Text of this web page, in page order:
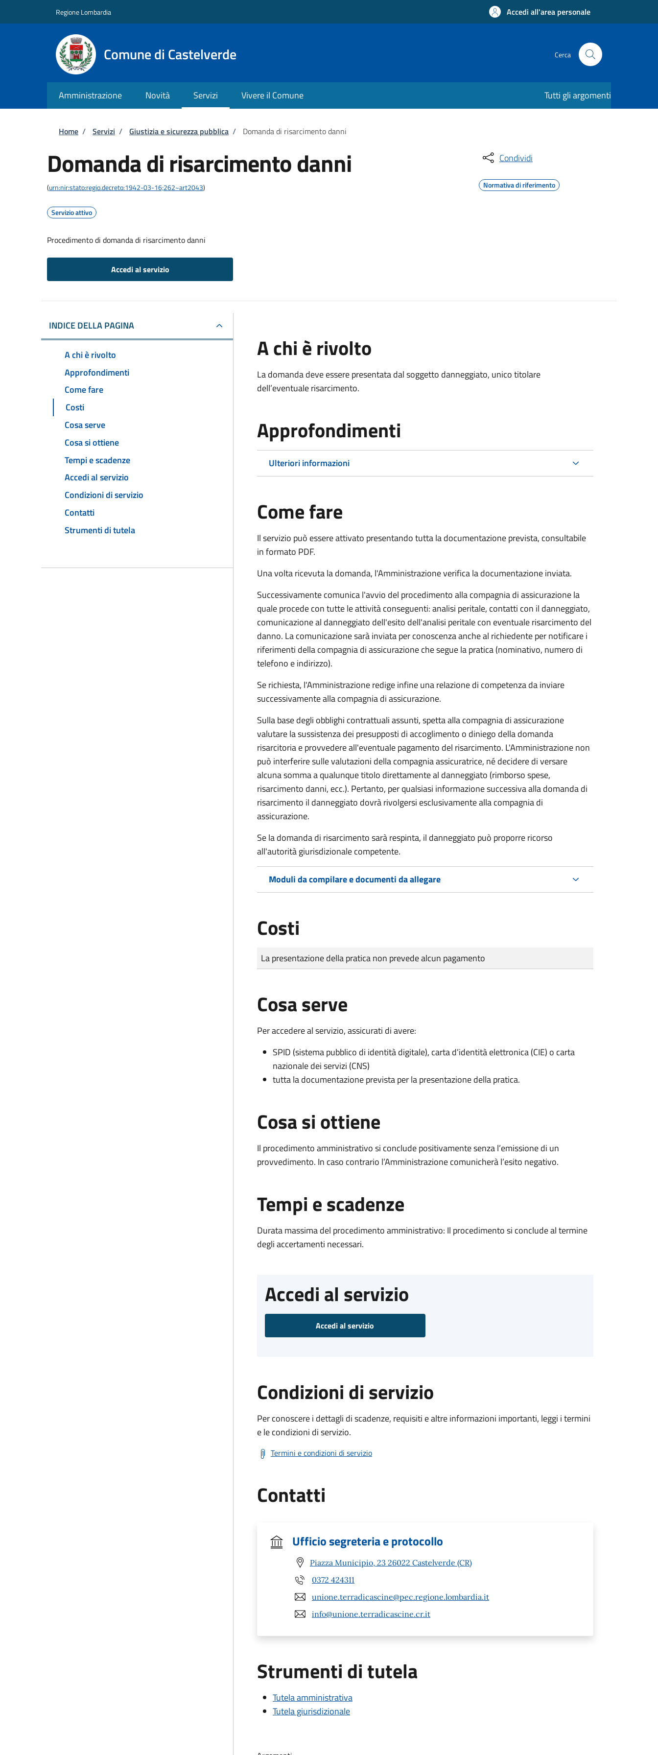
Regione Lombardia Accedi all'area personale
Comune di Castelverde Cerca
Amministrazione Novità Servizi Vivere il Comune Tutti gli argomenti
Briciole di pane
Home / Servizi / Giustizia e sicurezza pubblica / Domanda di risarcimento danni
Domanda di risarcimento danni
(urn:nir:stato:regio.decreto:1942-03-16;262~art2043)
Servizio attivo
Procedimento di domanda di risarcimento danni
Accedi al servizio
Condividi
Normativa di riferimento
INDICE DELLA PAGINA
A chi è rivolto
Approfondimenti
Come fare
Costi
Cosa serve
Cosa si ottiene
Tempi e scadenze
Accedi al servizio
Condizioni di servizio
Contatti
Strumenti di tutela
A chi è rivolto
La domanda deve essere presentata dal soggetto danneggiato, unico titolare
dell’eventuale risarcimento.
Approfondimenti
Ulteriori informazioni
Come fare
Il servizio può essere attivato presentando tutta la documentazione prevista, consultabile
in formato PDF.
Una volta ricevuta la domanda, l'Amministrazione verifica la documentazione inviata.
Successivamente comunica l'avvio del procedimento alla compagnia di assicurazione la
quale procede con tutte le attività conseguenti: analisi peritale, contatti con il danneggiato,
comunicazione al danneggiato dell'esito dell'analisi peritale con eventuale risarcimento del
danno. La comunicazione sarà inviata per conoscenza anche al richiedente per notificare i
riferimenti della compagnia di assicurazione che segue la pratica (nominativo, numero di
telefono e indirizzo).
Se richiesta, l'Amministrazione redige infine una relazione di competenza da inviare
successivamente alla compagnia di assicurazione.
Sulla base degli obblighi contrattuali assunti, spetta alla compagnia di assicurazione
valutare la sussistenza dei presupposti di accoglimento o diniego della domanda
risarcitoria e provvedere all'eventuale pagamento del risarcimento. L'Amministrazione non
può interferire sulle valutazioni della compagnia assicuratrice, né decidere di versare
alcuna somma a qualunque titolo direttamente al danneggiato (rimborso spese,
risarcimento danni, ecc.). Pertanto, per qualsiasi informazione successiva alla domanda di
risarcimento il danneggiato dovrà rivolgersi esclusivamente alla compagnia di
assicurazione.
Se la domanda di risarcimento sarà respinta, il danneggiato può proporre ricorso
all'autorità giurisdizionale competente.
Moduli da compilare e documenti da allegare
Costi
Tipo di pagamento
Importo
La presentazione della pratica non prevede alcun pagamento
Cosa serve
Per accedere al servizio, assicurati di avere:
SPID (sistema pubblico di identità digitale), carta d’identità elettronica (CIE) o carta
nazionale dei servizi (CNS)
tutta la documentazione prevista per la presentazione della pratica.
Cosa si ottiene
Il procedimento amministrativo si conclude positivamente senza l’emissione di un
provvedimento. In caso contrario l’Amministrazione comunicherà l’esito negativo.
Tempi e scadenze
Durata massima del procedimento amministrativo: Il procedimento si conclude al termine
degli accertamenti necessari.
Accedi al servizio
Accedi al servizio
Condizioni di servizio
Per conoscere i dettagli di scadenze, requisiti e altre informazioni importanti, leggi i termini
e le condizioni di servizio.
Termini e condizioni di servizio
Contatti
Ufficio segreteria e protocollo
Piazza Municipio, 23 26022 Castelverde (CR)
0372 424311
unione.terradicascine@pec.regione.lombardia.it
info@unione.terradicascine.cr.it
Strumenti di tutela
Tutela amministrativa
Tutela giurisdizionale